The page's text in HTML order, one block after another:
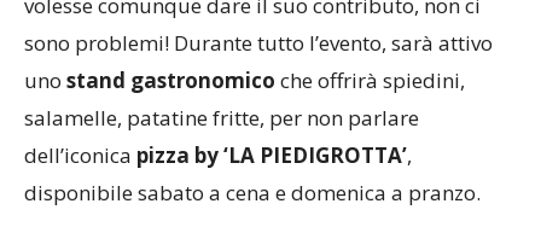
Per chi invece non fosse uno sportivo incallito, ma
volesse comunque dare il suo contributo, non ci
sono problemi! Durante tutto l’evento, sarà attivo
unostand gastronomicoche offrirà spiedini,
salamelle, patatine fritte, per non parlare